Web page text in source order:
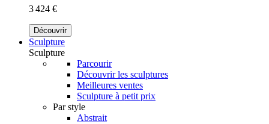
3 424 €
Découvrir
Sculpture
Sculpture
Parcourir
Découvrir les sculptures
Meilleures ventes
Sculpture à petit prix
Par style
Abstrait